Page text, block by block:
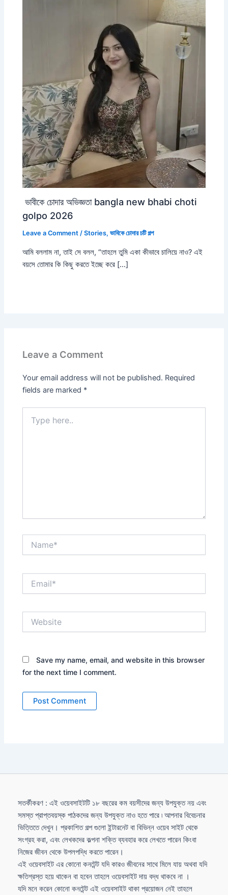
ভাবীকে চোদার অভিজ্ঞতা bangla new bhabi choti
golpo 2026
Leave a Comment /Stories,ভাবিকে চোদার চটি গল্প
আমি বললাম না, তাই সে বলল, “তাহলে তুমি একা কীভাবে চালিয়ে নাও? এই
বয়সে তোমার কি কিছু করতে ইচ্ছে করে […]
Leave a Comment
Your email address will not be published. Required
fields are marked *
here..
Save my name, email, and website in this browser
for the next time I comment.
সতর্কীকরণ : এই ওয়েবসাইটটি ১৮ বছরের কম বয়সীদের জন্য উপযুক্ত নয় এবং
সমস্ত প্রাপ্তবয়স্ক পাঠকদের জন্য উপযুক্ত নাও হতে পারে ৷ আপনার বিবেচনার
ভিত্তিতে দেখুন। প্রকাশিত গল্প গুলো ইন্টারনেট বা বিভিন্ন ওয়েব সাইট থেকে
সংগ্রহ করা, এবং লেখকদের কল্পনা শক্তি ব্যবহার করে লেখতে পারেন কিংবা
নিজের জীবন থেকে উপলপদ্ধি করতে পারেন।
এই ওয়েবসাইট এর কোনো কনটেন্ট যদি কারও জীবনের সাথে মিলে যায় অথবা যদি
ক্ষতিগ্রস্ত হয়ে থাকেন বা হবেন তাহলে ওয়েবসাইট দায় বদ্ধ থাকবে না ।
যদি মনে করেন কোনো কনটেন্ট এই ওয়েবসাইট থাকা প্রয়োজন নেই তাহলে